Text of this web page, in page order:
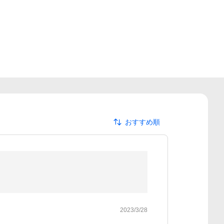
おすすめ順
2023/3/28